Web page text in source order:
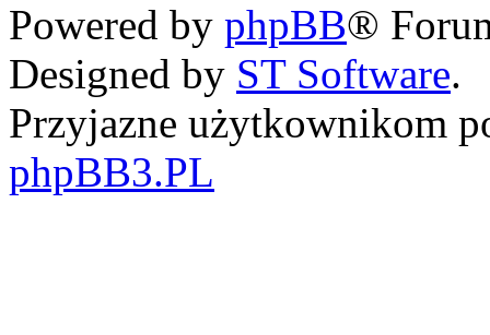
Powered by phpBB®
Designed by ST Software.
Przyjazne użytkownikom
phpBB3.PL